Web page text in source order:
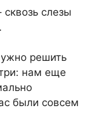
слезы
решить
нам еще
были совсем